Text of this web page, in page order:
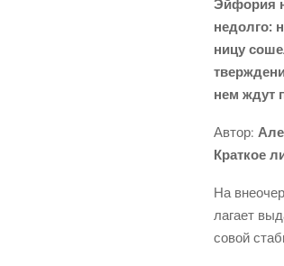
Эйфо­рия
недол­го:
ни­цу
нем ждут
Автор:
Крат­кое
На
ла­га­ет
со­вой